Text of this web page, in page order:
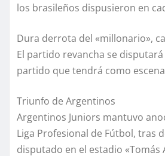
los brasileños dispusieron en
Dura derrota del «millonario»,
El partido revancha se
partido que tendrá como
Triunfo de Argentinos
Argentinos Juniors mantuvo
Liga Profesional de Fútbol, tras
disputado en el estadio «Tomás